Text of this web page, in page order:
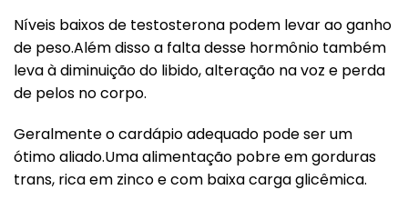
Níveis baixos de testosterona podem levar ao ganho
de peso.Além disso a falta desse hormônio também
leva à diminuição do libido, alteração na voz e perda
de pelos no corpo.
Geralmente o cardápio adequado pode ser um
ótimo aliado.Uma alimentação pobre em gorduras
trans, rica em zinco e com baixa carga glicêmica.